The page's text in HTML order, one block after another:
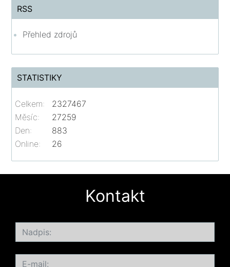
RSS
Přehled zdrojů
STATISTIKY
Online: 26
Celkem:
2327467
Měsíc:
27259
Den:
883
Kontakt